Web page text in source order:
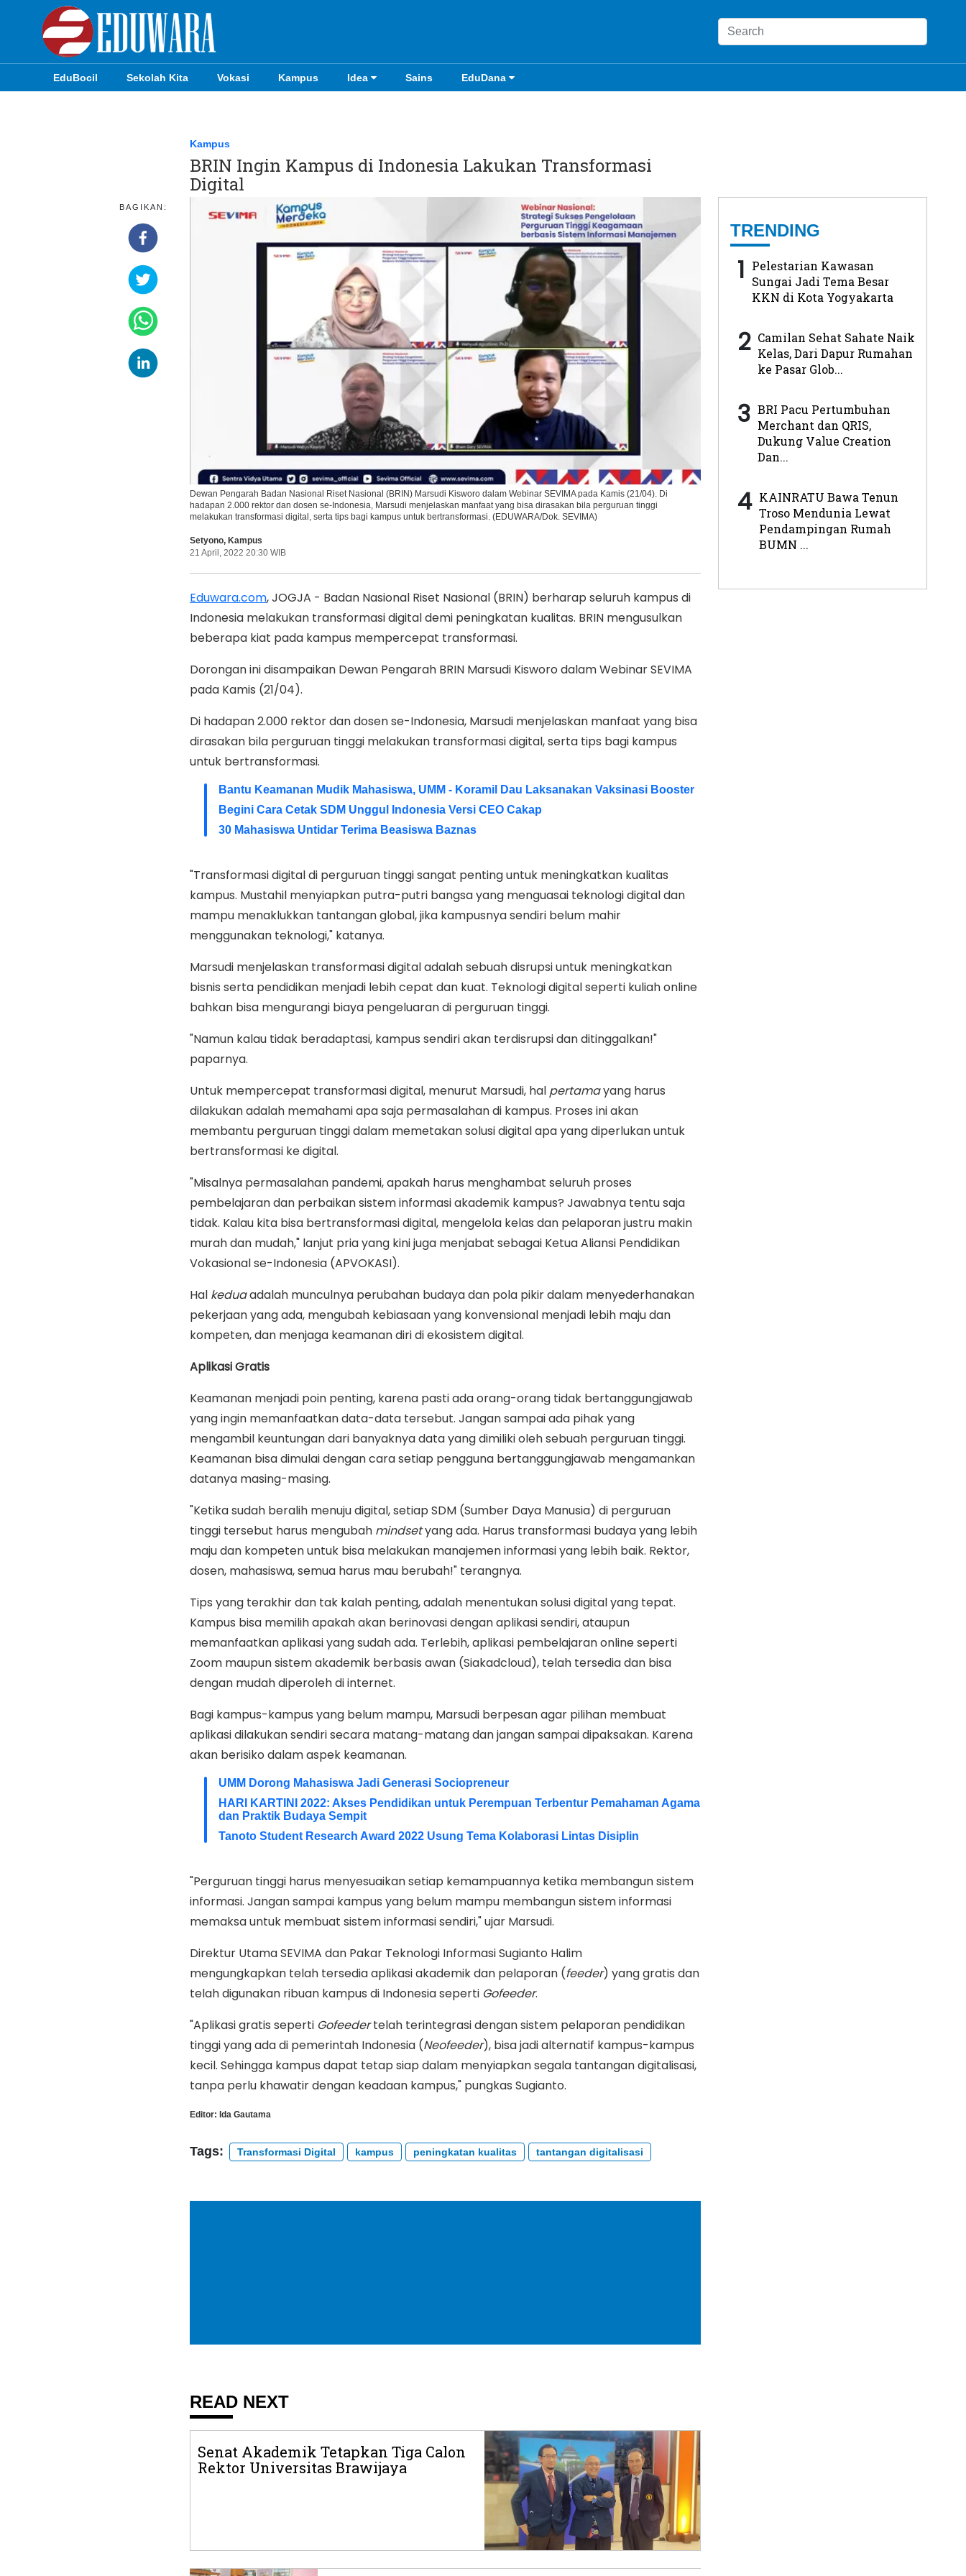
EduBocil Sekolah Kita Vokasi Kampus Idea Sains EduDana
Ikuti Kami di:
Kampus
BRIN Ingin Kampus di Indonesia Lakukan Transformasi
Digital
BAGIKAN:
Dewan Pengarah Badan Nasional Riset Nasional (BRIN) Marsudi Kisworo dalam Webinar SEVIMA pada Kamis (21/04). Di
hadapan 2.000 rektor dan dosen se-Indonesia, Marsudi menjelaskan manfaat yang bisa dirasakan bila perguruan tinggi
melakukan transformasi digital, serta tips bagi kampus untuk bertransformasi. (EDUWARA/Dok. SEVIMA)
Setyono, Kampus
21 April, 2022 20:30 WIB
Eduwara.com, JOGJA - Badan Nasional Riset Nasional (BRIN) berharap seluruh kampus di
Indonesia melakukan transformasi digital demi peningkatan kualitas. BRIN mengusulkan
beberapa kiat pada kampus mempercepat transformasi.
Dorongan ini disampaikan Dewan Pengarah BRIN Marsudi Kisworo dalam Webinar SEVIMA
pada Kamis (21/04).
Di hadapan 2.000 rektor dan dosen se-Indonesia, Marsudi menjelaskan manfaat yang bisa
dirasakan bila perguruan tinggi melakukan transformasi digital, serta tips bagi kampus
untuk bertransformasi.
Bantu Keamanan Mudik Mahasiswa, UMM - Koramil Dau Laksanakan Vaksinasi Booster
Begini Cara Cetak SDM Unggul Indonesia Versi CEO Cakap
30 Mahasiswa Untidar Terima Beasiswa Baznas
"Transformasi digital di perguruan tinggi sangat penting untuk meningkatkan kualitas
kampus. Mustahil menyiapkan putra-putri bangsa yang menguasai teknologi digital dan
mampu menaklukkan tantangan global, jika kampusnya sendiri belum mahir
menggunakan teknologi," katanya.
Marsudi menjelaskan transformasi digital adalah sebuah disrupsi untuk meningkatkan
bisnis serta pendidikan menjadi lebih cepat dan kuat. Teknologi digital seperti kuliah online
bahkan bisa mengurangi biaya pengeluaran di perguruan tinggi.
"Namun kalau tidak beradaptasi, kampus sendiri akan terdisrupsi dan ditinggalkan!"
paparnya.
Untuk mempercepat transformasi digital, menurut Marsudi, hal pertamayang harus
dilakukan adalah memahami apa saja permasalahan di kampus. Proses ini akan
membantu perguruan tinggi dalam memetakan solusi digital apa yang diperlukan untuk
bertransformasi ke digital.
"Misalnya permasalahan pandemi, apakah harus menghambat seluruh proses
pembelajaran dan perbaikan sistem informasi akademik kampus? Jawabnya tentu saja
tidak. Kalau kita bisa bertransformasi digital, mengelola kelas dan pelaporan justru makin
murah dan mudah," lanjut pria yang kini juga menjabat sebagai Ketua Aliansi Pendidikan
Vokasional se-Indonesia (APVOKASI).
Hal keduaadalah munculnya perubahan budaya dan pola pikir dalam menyederhanakan
pekerjaan yang ada, mengubah kebiasaan yang konvensional menjadi lebih maju dan
kompeten, dan menjaga keamanan diri di ekosistem digital.
Aplikasi Gratis
Keamanan menjadi poin penting, karena pasti ada orang-orang tidak bertanggungjawab
yang ingin memanfaatkan data-data tersebut. Jangan sampai ada pihak yang
mengambil keuntungan dari banyaknya data yang dimiliki oleh sebuah perguruan tinggi.
Keamanan bisa dimulai dengan cara setiap pengguna bertanggungjawab mengamankan
datanya masing-masing.
"Ketika sudah beralih menuju digital, setiap SDM (Sumber Daya Manusia) di perguruan
tinggi tersebut harus mengubah mindsetyang ada. Harus transformasi budaya yang lebih
maju dan kompeten untuk bisa melakukan manajemen informasi yang lebih baik. Rektor,
dosen, mahasiswa, semua harus mau berubah!" terangnya.
Tips yang terakhir dan tak kalah penting, adalah menentukan solusi digital yang tepat.
Kampus bisa memilih apakah akan berinovasi dengan aplikasi sendiri, ataupun
memanfaatkan aplikasi yang sudah ada. Terlebih, aplikasi pembelajaran online seperti
Zoom maupun sistem akademik berbasis awan (Siakadcloud), telah tersedia dan bisa
dengan mudah diperoleh di internet.
Bagi kampus-kampus yang belum mampu, Marsudi berpesan agar pilihan membuat
aplikasi dilakukan sendiri secara matang-matang dan jangan sampai dipaksakan. Karena
akan berisiko dalam aspek keamanan.
UMM Dorong Mahasiswa Jadi Generasi Sociopreneur
HARI KARTINI 2022: Akses Pendidikan untuk Perempuan Terbentur Pemahaman Agama
dan Praktik Budaya Sempit
Tanoto Student Research Award 2022 Usung Tema Kolaborasi Lintas Disiplin
"Perguruan tinggi harus menyesuaikan setiap kemampuannya ketika membangun sistem
informasi. Jangan sampai kampus yang belum mampu membangun sistem informasi
memaksa untuk membuat sistem informasi sendiri," ujar Marsudi.
Direktur Utama SEVIMA dan Pakar Teknologi Informasi Sugianto Halim
mengungkapkan telah tersedia aplikasi akademik dan pelaporan (feeder) yang gratis dan
telah digunakan ribuan kampus di Indonesia seperti Gofeeder.
"Aplikasi gratis seperti Gofeedertelah terintegrasi dengan sistem pelaporan pendidikan
tinggi yang ada di pemerintah Indonesia (Neofeeder), bisa jadi alternatif kampus-kampus
kecil. Sehingga kampus dapat tetap siap dalam menyiapkan segala tantangan digitalisasi,
tanpa perlu khawatir dengan keadaan kampus," pungkas Sugianto.
Editor: Ida Gautama
Tags: Transformasi Digital kampus peningkatan kualitas tantangan digitalisasi
READ NEXT
Senat Akademik Tetapkan Tiga Calon
Rektor Universitas Brawijaya
TRENDING
1 Pelestarian Kawasan
Sungai Jadi Tema Besar
KKN di Kota Yogyakarta
2 Camilan Sehat Sahate Naik
Kelas, Dari Dapur Rumahan
ke Pasar Glob...
3 BRI Pacu Pertumbuhan
Merchant dan QRIS,
Dukung Value Creation
Dan...
4 KAINRATU Bawa Tenun
Troso Mendunia Lewat
Pendampingan Rumah
BUMN ...